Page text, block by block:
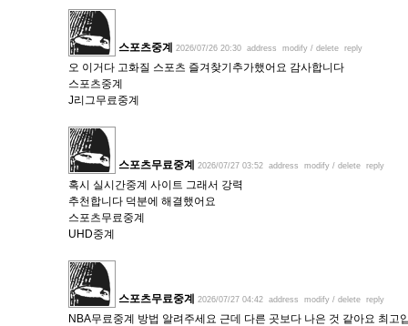
스포츠중계 2026/07/26 20:30 address modify / delete reply
오 이거다 고화질 스포츠 즐겨찾기추가했어요 감사합니다
스포츠중계
J리그무료중계
스포츠무료중계 2026/07/27 03:52 address modify / delete reply
혹시 실시간중계 사이트 그래서 강력
추천합니다 덕분에 해결했어요
스포츠무료중계
UHD중계
스포츠무료중계 2026/07/27 04:42 address modify / delete reply
NBA무료중계 방법 알려주세요 근데 다른 곳보다 나은 것 같아요 최고